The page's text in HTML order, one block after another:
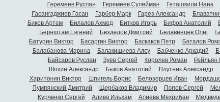
Геремеев Руслан
Геремеев Сулейман
Геташвили Нана
Гасангаджиев Гасан
Гарбер Марк Гарез Александр
Биков Артем
Билалов Ахмед Битков Игорь Бифов Анатолий
Бернштам Евгений
Безделов Дмитрий Белавенцев Олег
Батурин Виктор
Басаргин Виктор Баскаков Петр
Баталов
Балабанова Марина
Балакишиева Алсу Бабченко Аркадий
Байсаров Руслан
Зуев Сергей Королев Роман
Шохин Александр
Быков Анатолий Плутник Александр
Харитонин Виктор
Шпигель Борис Белозерцев Иван
Пумпянский Дмитрий
Щербаков Владимир Попов Сергей
Курченко Сергей
Алиев Ильхам Алиева Мехрибан